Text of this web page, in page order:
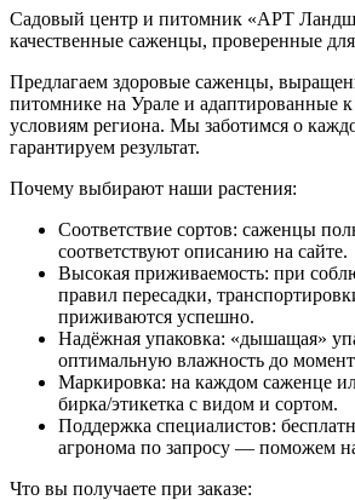
Садовый центр и питомник «АРТ
качественные саженцы, проверенные
Предлагаем здоровые саженцы,
питомнике на Урале и адаптированные
условиям региона. Мы заботимся о
гарантируем результат.
Почему выбирают наши растения:
Соответствие сортов: саженцы
соответствуют описанию на сайте.
Высокая приживаемость: при
правил пересадки,
приживаются успешно.
Надёжная упаковка: «дышащая»
оптимальную влажность до
Маркировка: на каждом саженце
бирка/этикетка с видом и сортом.
Поддержка специалистов:
агронома по запросу — поможем
Что вы получаете при заказе: